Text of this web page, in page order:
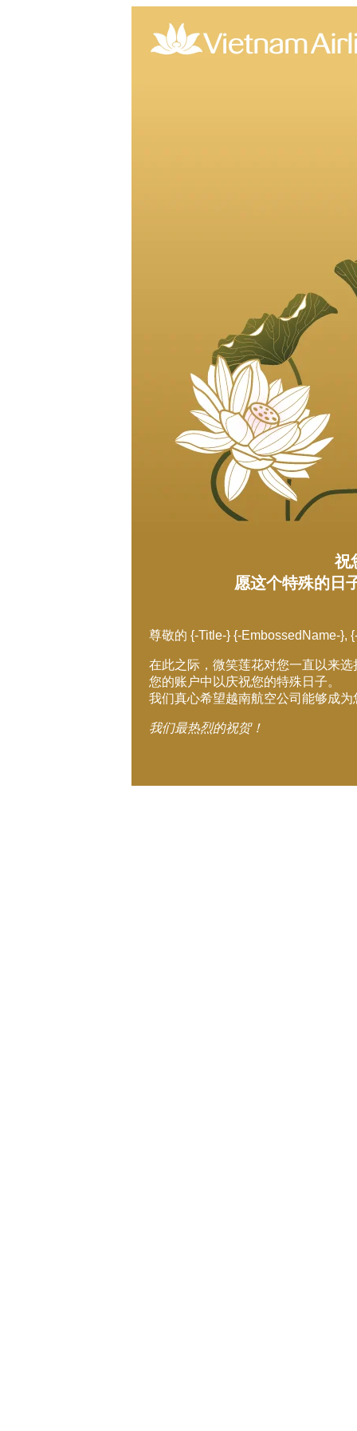
祝
愿这个特殊的日
尊敬的 {-Title-} {-EmbossedName-},
在此之际，微笑莲花对您一直以来
您的账户中以庆祝您的特殊日子。
我们真心希望越南航空公司能够成
我们最热烈的祝贺！